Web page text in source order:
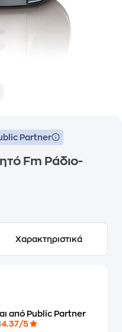
Partner
Fm Ράδιο-
Χαρακτηριστικά
από Public Partner
4.37/5